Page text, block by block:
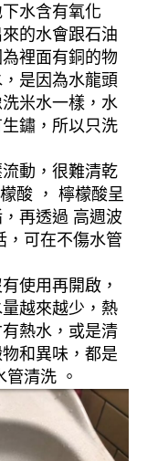
水含有氧化
的水會跟石油
裡面有銅的物
是因為水龍頭
米水一樣，水
鏽，所以只洗
動，很難清乾
酸 ， 檸檬酸呈
再透過 高週波
，可在不傷水管
使用再開啟，
越來越少，熱
熱水，或是清
和異味，都是
清洗 。